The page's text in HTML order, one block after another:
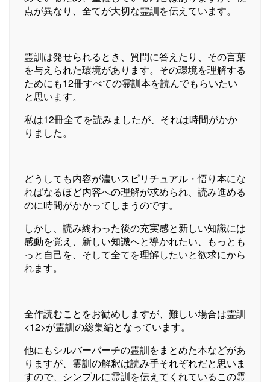
点が異なり、全てが大切な霊訓を伝えています。
霊訓は発せられるとき、質問に答えたり、その言葉
を与えられた環境があります。その環境を理解する
ためにも12冊すべての霊訓本を読んでもらいたい
と思います。
私は12冊全てを読みましたが、それは時間がかか
りました。
どうしても内容が濃いスピリチュアル・悟り本にな
ればなるほど内容への理解が求められ、読み進める
のに時間がかかってしまうのです。
しかし、読み終わった後の充実感と新しい知識には
感動を覚え、新しい知識へと導かれたい、もっとも
っと自己を、そして全てを理解したいと欲求にから
れます。
全作読むことをお勧めしますが、難しい場合は霊訓
<12>が霊訓の総集編となっています。
他にもシルバーバーチの霊訓をまとめた本などがあ
りますが、霊訓の解釈は読み手それぞれだと思いま
すので、シンプルに霊訓を伝えてくれているこの霊